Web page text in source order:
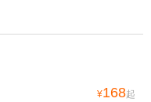
¥168起